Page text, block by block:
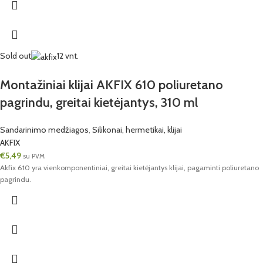
Sold out 12 vnt.
Montažiniai klijai AKFIX 610 poliuretano
pagrindu, greitai kietėjantys, 310 ml
Sandarinimo medžiagos Silikonai, hermetikai, klijai
AKFIX
€5,49 su PVM
Akfix 610 yra vienkomponentiniai, greitai kietėjantys klijai, pagaminti poliuretano
pagrindu.